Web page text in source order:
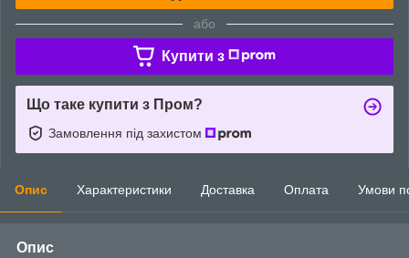
або
Купити з
Що таке купити з Пром?
Замовлення під захистом
Опис Характеристики Доставка Оплата Умови
Опис